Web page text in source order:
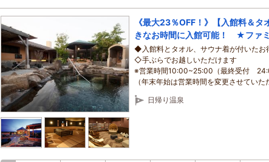
《最大23％OFF！》【入館料＆
きなお時間に入館可能！ ★ファ
◆入館料とタオル、サウナ着が付いたお
◇手ぶらでお越しいただけます
※営業時間10:00~25:00（最終受付
（年末年始は営業時間を変更させていた
日帰り温泉